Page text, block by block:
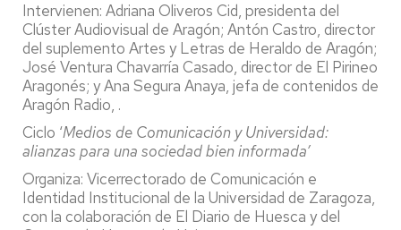
Intervienen: Adriana Oliveros Cid, presidenta del
Clúster Audiovisual de Aragón; Antón Castro, director
del suplemento Artes y Letras de Heraldo de Aragón;
José Ventura Chavarría Casado, director de El Pirineo
Aragonés; y Ana Segura Anaya, jefa de contenidos de
Aragón Radio, .
Ciclo ‘Medios de Comunicación y Universidad:
alianzas para una sociedad bien informada’
Organiza: Vicerrectorado de Comunicación e
Identidad Institucional de la Universidad de Zaragoza,
con la colaboración de El Diario de Huesca y del